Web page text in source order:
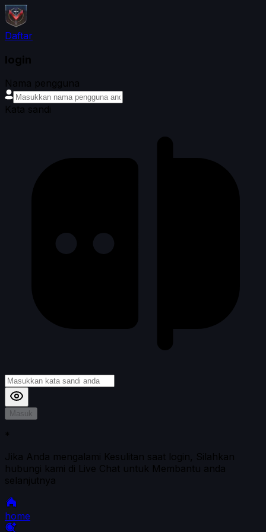
Daftar
login
Nama pengguna
Kata sandi
Masuk
*
Jika Anda mengalami Kesulitan saat login, Silahkan
hubungi kami di Live Chat untuk Membantu anda
selanjutnya
home